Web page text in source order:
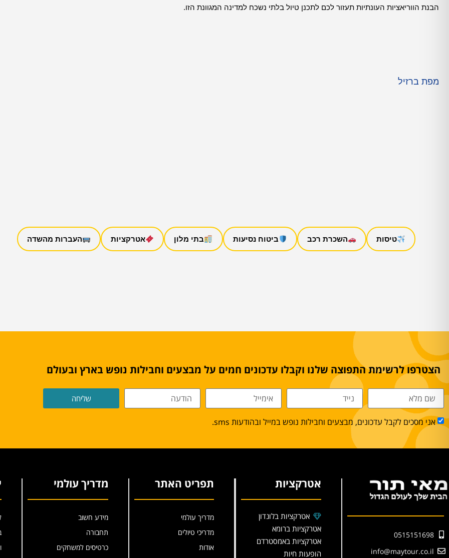
הבנת הווריאציות העונתיות תעזור לכם לתכנן טיול בלתי נשכח למדינה המגוונת הזו.
מפת ברזיל
טיסות השכרת רכב ביטוח נסיעות בתי מלון אטרקציות העברות מהשדה
הצטרפו לרשימת התפוצה שלנו וקבלו עדכונים חמים על מבצעים וחבילות נופש בארץ ובעולם
אני מסכים לקבל עדכונים, מבצעים וחבילות נופש במייל ובהודעות sms.
שליחה
0515151698
info@maytour.co.il
אטרקציות
אטרקציות בלונדון
אטרקציות ברומא
אטרקציות באמסטרדם
הופעות חיות
תפריט האתר
מדריך עולמי
מדריכי טיולים
אודות
מדריך עולמי
מידע חשוב
תחבורה
כרטיסים למשחקים